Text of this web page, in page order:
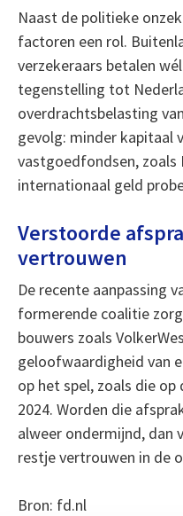
Naast de politieke
factoren een rol.
verzekeraars betalen
tegenstelling tot
overdrachtsbelasting
gevolg: minder kapitaal
vastgoedfondsen, zoals
internationaal geld
Verstoorde
vertrouwen
De recente aanpassing
formerende coalitie
bouwers zoals
geloofwaardigheid van
op het spel, zoals die
2024. Worden die
alweer ondermijnd,
restje vertrouwen in de
Bron: fd.nl